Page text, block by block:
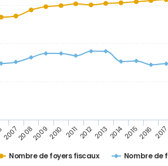
Nombre de foyers fiscaux Nombre de
2007200820092010 201120122013201420152016 2017